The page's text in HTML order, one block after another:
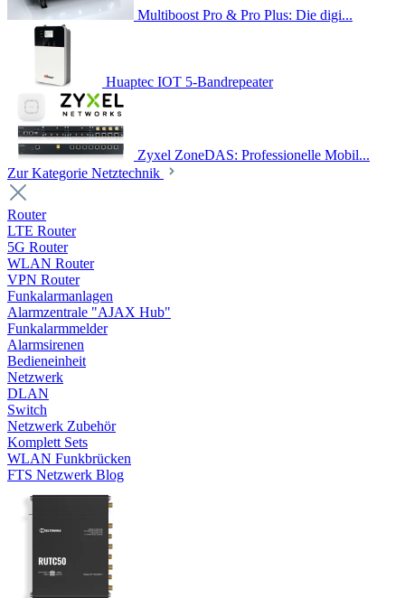
Multiboost Pro & Pro Plus: Die digi...
Huaptec IOT 5-Bandrepeater
Zyxel ZoneDAS: Professionelle Mobil...
Zur Kategorie Netztechnik
Router
LTE Router
5G Router
WLAN Router
VPN Router
Funkalarmanlagen
Alarmzentrale "AJAX Hub"
Funkalarmmelder
Alarmsirenen
Bedieneinheit
Netzwerk
DLAN
Switch
Netzwerk Zubehör
Komplett Sets
WLAN Funkbrücken
FTS Netzwerk Blog